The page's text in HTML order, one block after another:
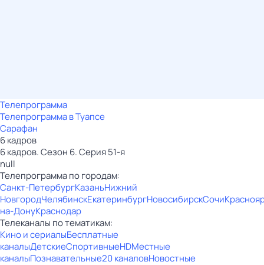
Телепрограмма
Телепрограмма в Туапсе
Сарафан
6 кадров
6 кадров. Сезон 6. Серия 51-я
null
Телепрограмма по городам:
Санкт-ПетербургКазаньНижний
НовгородЧелябинскЕкатеринбургНовосибирскСочи
на-ДонуКраснодар
Телеканалы по тематикам:
Кино и сериалыБесплатные
каналыДетскиеСпортивныеHDМестные
каналыПознавательные20 каналовНовостные